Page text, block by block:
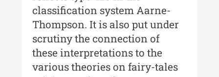
Tehnicii ”Ștefan Procopiu” - An
XIV / Nr. 14 / 2020
Buletinul Muzeului Științei și
Tehnicii ”Ștefan Procopiu” - An
XII / Nr. 13 / 2019
classification system Aarne-
Thompson. It is also put under
scrutiny the connection of
these interpretations to the
various theories on fairy-tales